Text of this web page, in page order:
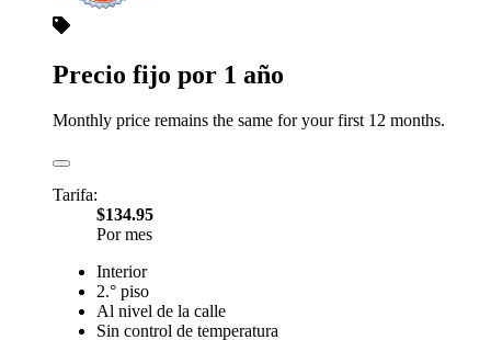
Precio fijo por 1 año
Monthly price remains the same for your first 12 months.
Tarifa:
$134.95
Por mes
Interior
2.° piso
Al nivel de la calle
Sin control de temperatura